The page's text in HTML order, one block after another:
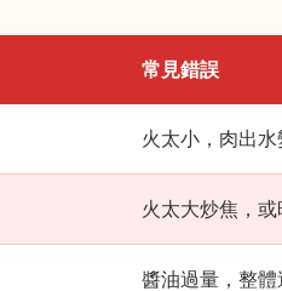
常見錯誤
火太小，肉出水
火太大炒焦，或
醬油過量，整體